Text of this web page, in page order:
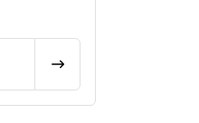
CALCULAR FRETE